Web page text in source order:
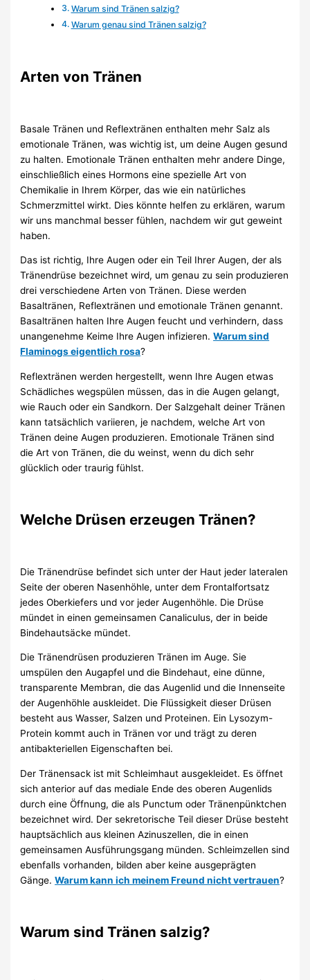
Warum sind Tränen salzig?
Warum genau sind Tränen salzig?
Arten von Tränen
Basale Tränen und Reflextränen enthalten mehr Salz als
emotionale Tränen, was wichtig ist, um deine Augen gesund
zu halten. Emotionale Tränen enthalten mehr andere Dinge,
einschließlich eines Hormons eine spezielle Art von
Chemikalie in Ihrem Körper, das wie ein natürliches
Schmerzmittel wirkt. Dies könnte helfen zu erklären, warum
wir uns manchmal besser fühlen, nachdem wir gut geweint
haben.
Das ist richtig, Ihre Augen oder ein Teil Ihrer Augen, der als
Tränendrüse bezeichnet wird, um genau zu sein produzieren
drei verschiedene Arten von Tränen. Diese werden
Basaltränen, Reflextränen und emotionale Tränen genannt.
Basaltränen halten Ihre Augen feucht und verhindern, dass
unangenehme Keime Ihre Augen infizieren.Warum sind
Flaminogs eigentlich rosa?
Reflextränen werden hergestellt, wenn Ihre Augen etwas
Schädliches wegspülen müssen, das in die Augen gelangt,
wie Rauch oder ein Sandkorn. Der Salzgehalt deiner Tränen
kann tatsächlich variieren, je nachdem, welche Art von
Tränen deine Augen produzieren. Emotionale Tränen sind
die Art von Tränen, die du weinst, wenn du dich sehr
glücklich oder traurig fühlst.
Welche Drüsen erzeugen Tränen?
Die Tränendrüse befindet sich unter der Haut jeder lateralen
Seite der oberen Nasenhöhle, unter dem Frontalfortsatz
jedes Oberkiefers und vor jeder Augenhöhle. Die Drüse
mündet in einen gemeinsamen Canaliculus, der in beide
Bindehautsäcke mündet.
Die Tränendrüsen produzieren Tränen im Auge. Sie
umspülen den Augapfel und die Bindehaut, eine dünne,
transparente Membran, die das Augenlid und die Innenseite
der Augenhöhle auskleidet. Die Flüssigkeit dieser Drüsen
besteht aus Wasser, Salzen und Proteinen. Ein Lysozym-
Protein kommt auch in Tränen vor und trägt zu deren
antibakteriellen Eigenschaften bei.
Der Tränensack ist mit Schleimhaut ausgekleidet. Es öffnet
sich anterior auf das mediale Ende des oberen Augenlids
durch eine Öffnung, die als Punctum oder Tränenpünktchen
bezeichnet wird. Der sekretorische Teil dieser Drüse besteht
hauptsächlich aus kleinen Azinuszellen, die in einen
gemeinsamen Ausführungsgang münden. Schleimzellen sind
ebenfalls vorhanden, bilden aber keine ausgeprägten
Gänge.Warum kann ich meinem Freund nicht vertrauen?
Warum sind Tränen salzig?